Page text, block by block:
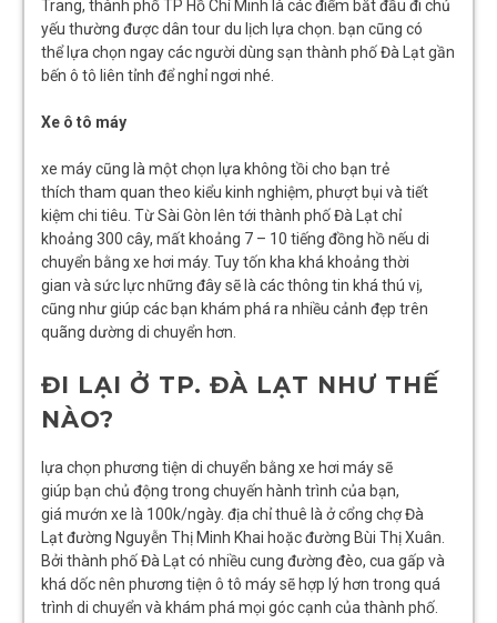
Trang, thành phố TP Hồ Chí Minh là các điểm bắt đầu đi chủ
yếu thường được dân tour du lịch lựa chọn. bạn cũng có
thể lựa chọn ngay các người dùng sạn thành phố Đà Lạt gần
bến ô tô liên tỉnh để nghỉ ngơi nhé.
Xe ô tô máy
xe máy cũng là một chọn lựa không tồi cho bạn trẻ
thích tham quan theo kiểu kinh nghiệm, phượt bụi và tiết
kiệm chi tiêu. Từ Sài Gòn lên tới thành phố Đà Lạt chỉ
khoảng 300 cây, mất khoảng 7 – 10 tiếng đồng hồ nếu di
chuyển bằng xe hơi máy. Tuy tốn kha khá khoảng thời
gian và sức lực những đây sẽ là các thông tin khá thú vị,
cũng như giúp các bạn khám phá ra nhiều cảnh đẹp trên
quãng dường di chuyển hơn.
ĐI LẠI Ở TP. ĐÀ LẠT NHƯ THẾ
NÀO?
lựa chọn phương tiện di chuyển bằng xe hơi máy sẽ
giúp bạn chủ động trong chuyến hành trình của bạn,
giá mướn xe là 100k/ngày. địa chỉ thuê là ở cổng chợ Đà
Lạt đường Nguyễn Thị Minh Khai hoặc đường Bùi Thị Xuân.
Bởi thành phố Đà Lạt có nhiều cung đường đèo, cua gấp và
khá dốc nên phương tiện ô tô máy sẽ hợp lý hơn trong quá
trình di chuyển và khám phá mọi góc cạnh của thành phố.